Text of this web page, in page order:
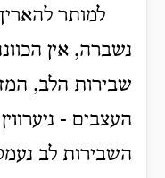
למותר
נשברה, אין
שבירות הלב,
העצבים -
השבירות לב